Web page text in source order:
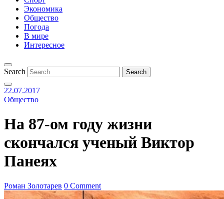
Экономика
Общество
Погода
В мире
Интересное
Search
22.07.2017
Общество
На 87-ом году жизни
скончался ученый Виктор
Панеях
Роман Золотарев 0 Comment